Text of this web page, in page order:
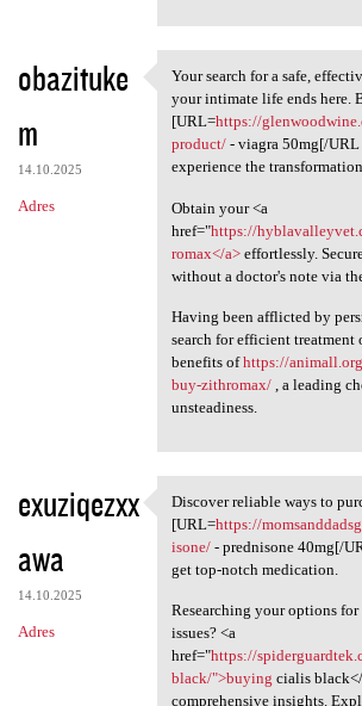
obazituke
m
14.10.2025
Adres
Your search for a safe,
Your search for a safe,
your intimate life ends here.
[URL=https://
product/- viagra 50mg[/URL
experience the
Obtain your <a
href="https://
romax</a>effortlessly.
without a doctor's note via
Having been afflicted by
search for efficient treatment
benefits ofhttps://
buy-zithromax/, a leading
unsteadiness.
exuziqezxx
awa
14.10.2025
Adres
Discover reliable ways
Discover reliable ways to
[URL=https://
isone/- prednisone 40mg[/
get top-notch medication.
Researching your options
issues? <a
href="https://
black/">buying cialis
comprehensive insights.